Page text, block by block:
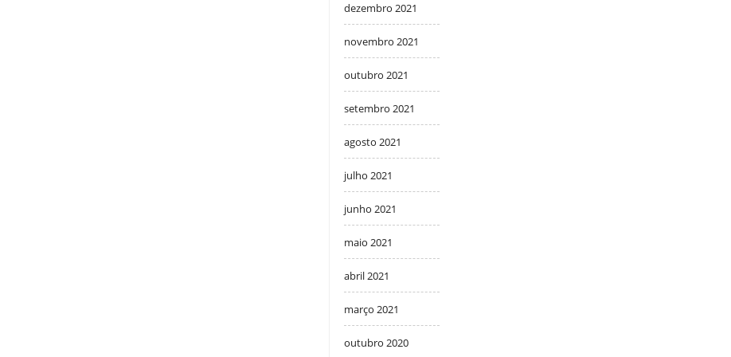
dezembro 2021
novembro 2021
outubro 2021
setembro 2021
agosto 2021
julho 2021
junho 2021
maio 2021
abril 2021
março 2021
outubro 2020